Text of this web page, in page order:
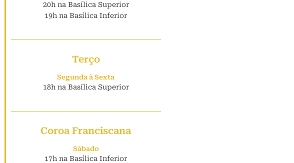
20h na Basílica Superior
19h na Basílica Inferior
Terço
Segunda à Sexta
18h na Basílica Superior
Coroa Franciscana
Sábado
17h na Basílica Inferior